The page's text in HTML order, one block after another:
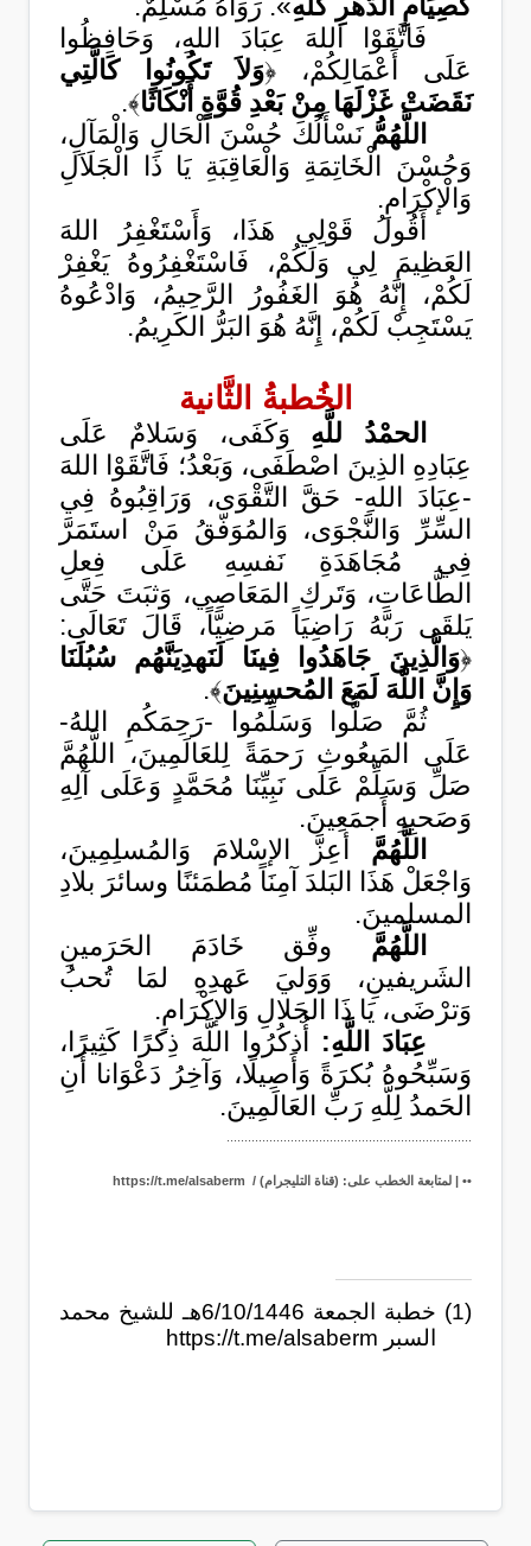
فَاتَّقَوْا اللهَ عِبَادَ اللهِ، وَحَافِظُوا
عَلَى أَعْمَالِكُمْ، ﴿وَلاَ تَكُونُوا كَالَّتِي
نَقَضَتْ غَزْلَهَا مِنْ بَعْدِ قُوَّةٍ أَنْكَاثًا﴾.
اللَّهُمُّ نَسْأَلُكَ حُسْنَ الْحَالِ وَالْمَآلِ،
وَحُسْنَ الْخَاتِمَةِ وَالْعَاقِبَةِ يَا ذَا الْجَلَاَلِ
وَالْإكْرَامِ.
أَقُولُ قَوْلِي هَذَا، وَأَسْتَغْفِرُ اللهَ
العَظِيمَ لِي وَلَكُمْ، فَاسْتَغْفِرُوهُ يَغْفِرْ
لَكُمْ، إِنَّهُ هُوَ الغَفُورُ الرَّحِيمُ، وَادْعُوهُ
يَسْتَجِبْ لَكُمْ، إِنَّهُ هُوَ البَرُّ الكَرِيمُ.
الخُطبةُ الثَّانية
الحمْدُ للَّهِ وَكَفَى، وَسَلامٌ عَلَى
عِبَادِهِ الذِينَ اصْطَفَى، وَبَعْدُ؛ فَاتَّقَوْا اللهَ
-عِبَادَ اللهِ- حَقَّ التَّقْوَى، وَرَاقِبُوهُ فِي
السِّرِّ وَالنَّجْوَى، وَالمُوَفّقُ مَنْ استَمَرَّ
فِي مُجَاهَدَةِ نَفسِهِ عَلَى فِعلِ
الطَّاعَاتِ، وَتَركِ المَعَاصِي، وَثبَتَ حَتَّى
يَلقَى رَبَّهُ رَاضِيَاً مَرضِيَّاً، قَالَ تَعَالَى:
﴿وَالَّذِينَ جَاهَدُوا فِينَا لَنَهدِيَنَّهُم سُبُلَنَا
وَإِنَّ اللَّهَ لَمَعَ المُحسِنِينَ﴾.
ثُمَّ صَلُّوا وَسَلِّمُوا -رَحِمَكُمِ اللهُ-
عَلَى المَبعُوثِ رَحمَةً لِلعَالَمِينَ، اللَّهُمَّ
صَلِّ وَسَلِّمْ عَلَى نَبِيِّنَا مُحَمَّدٍ وَعَلَى آلِهِ
وَصَحبِهِ أَجمَعِينَ.
اللَّهُمَّ أعِزَّ الإسْلامَ وَالمُسلِمِينَ،
وَاجْعَلْ هَذَا البَلدَ آمِنَاً مُطمَئنًا وسائرَ بلادِ
المسلمينَ.
اللَّهُمَّ وفِّق خَادَمَ الحَرَمينِ
الشَريفينِ، وَوَليَ عَهدِهِ لمَا تُحبُ
وَترْضَى، يَا ذَا الجَلالِ وَالإكْرَامِ.
عِبَادَ اللَّهِ:
أُذكُرُوا اللَّهَ ذِكرًا كَثِيرًا،
وَسَبِّحُوهُ بُكرَةً وَأَصِيلًا، وَآخِرُ دَعْوَانا أَنِ
الحَمدُ لِلَّهِ رَبِّ العَالَمِينَ.
•• | ‏ لمتابعة الخطب على: (قناة التليجرام) /
https://t.me/alsaberm
(1) خطبة الجمعة 6/10/1446هـ للشيخ محمد
السبر https://t.me/alsaberm